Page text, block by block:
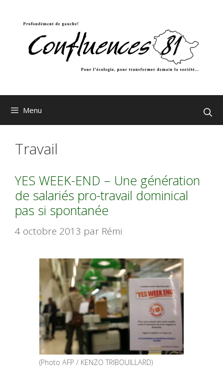
Menu
Travail
YES WEEK-END – Une génération
de salariés pro-travail dominical
pas si spontanée
4 octobre 2013 par Rémi
(Photo AFP / KENZO TRIBOUILLARD)